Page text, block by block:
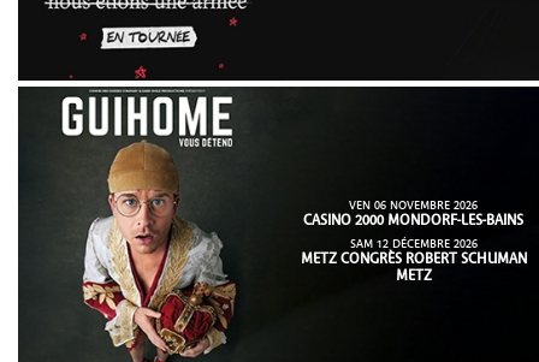
VEN 06 NOVEMBRE 2026
CASINO 2000 MONDORF-LES-BAINS
SAM 12 DÉCEMBRE 2026
METZ CONGRÈS ROBERT SCHUMAN
METZ